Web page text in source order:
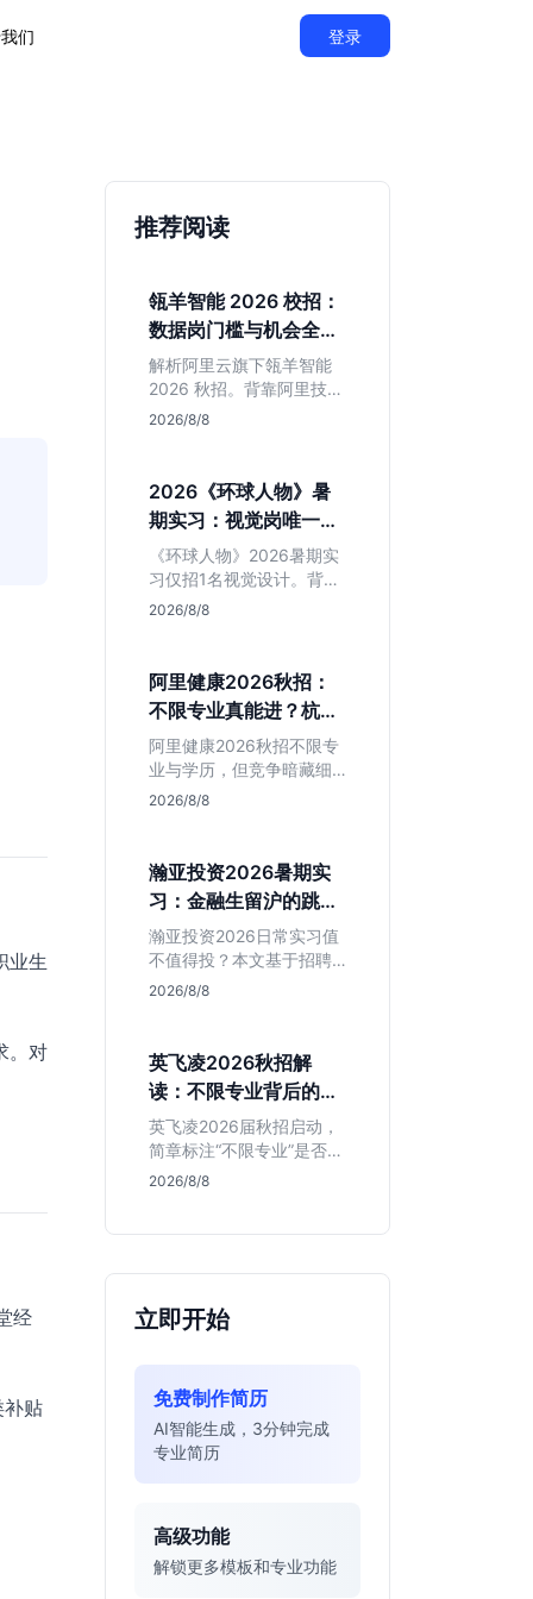
们 登录
业生
。对
经
补贴
推荐阅读
瓴羊智能 2026 校招：
数据岗门槛与机会全拆
解
解析阿里云旗下瓴羊智能
2026 秋招。背靠阿里技术
底座，主打 DaaS 业务。
估 B 端数据路线的成长曲
线与抗压挑战，助你判断
是否值得投递。
2026/8/8
2026《环球人物》暑
期实习：视觉岗唯一名
额值不值得冲？
《环球人物》2026暑期实
习仅招1名视觉设计。背靠
人民日报社，央媒背书极
简历、能接受严谨流程的
设计生，想进大厂快节奏
者慎投。
2026/8/8
阿里健康2026秋招：
不限专业真能进？杭州
大厂最后的捡漏机会
阿里健康2026秋招不限专
业与学历，但竞争暗藏细
节。本文解读其医疗赛道
帮应届生判断是否值得投
入。
2026/8/8
瀚亚投资2026暑期实
习：金融生留沪的跳板
还是坑？
瀚亚投资2026日常实习值
不值得投？本文基于招聘
简章分析：业务聚焦金融
需上海高含金量实习证
明、想接触真实资金流向
的金融生，不适合追求稳
定留用的同学。
2026/8/8
英飞凌2026秋招解
读：不限专业背后的门
槛与机会
英飞凌2026届秋招启动，
简章标注“不限专业”是否可
信？本文基于招聘简章，
断是否值得投入。
2026/8/8
立即开始
免费制作简历
AI智能生成，3分钟完成
专业简历
高级功能
解锁更多模板和专业功能